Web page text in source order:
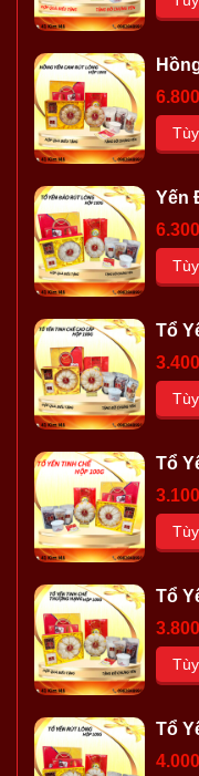
Hạng
Yến
Tổ
Tổ
Tổ
Tổ